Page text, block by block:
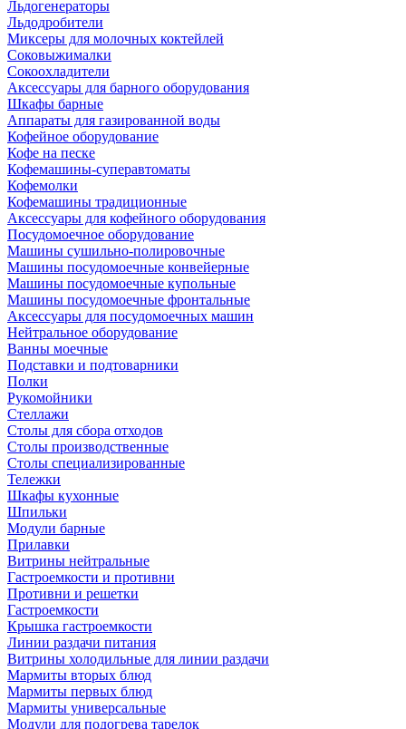
Льдогенераторы
Льдодробители
Миксеры для молочных коктейлей
Соковыжималки
Сокоохладители
Аксессуары для барного оборудования
Шкафы барные
Аппараты для газированной воды
Кофейное оборудование
Кофе на песке
Кофемашины-суперавтоматы
Кофемолки
Кофемашины традиционные
Аксессуары для кофейного оборудования
Посудомоечное оборудование
Машины сушильно-полировочные
Машины посудомоечные конвейерные
Машины посудомоечные купольные
Машины посудомоечные фронтальные
Аксессуары для посудомоечных машин
Нейтральное оборудование
Ванны моечные
Подставки и подтоварники
Полки
Рукомойники
Стеллажи
Столы для сбора отходов
Столы производственные
Столы специализированные
Тележки
Шкафы кухонные
Шпильки
Модули барные
Прилавки
Витрины нейтральные
Гастроемкости и противни
Противни и решетки
Гастроемкости
Крышка гастроемкости
Линии раздачи питания
Витрины холодильные для линии раздачи
Мармиты вторых блюд
Мармиты первых блюд
Мармиты универсальные
Модули для подогрева тарелок